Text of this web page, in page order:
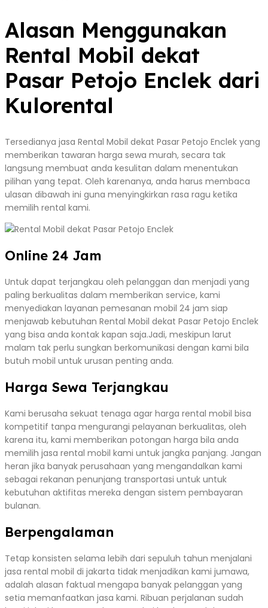
Alasan Menggunakan
Rental Mobil dekat
Pasar Petojo Enclek dari
Kulorental
Tersedianya jasa Rental Mobil dekat Pasar Petojo Enclek yang
memberikan tawaran harga sewa murah, secara tak
langsung membuat anda kesulitan dalam menentukan
pilihan yang tepat. Oleh karenanya, anda harus membaca
ulasan dibawah ini guna menyingkirkan rasa ragu ketika
memilih rental kami.
Online 24 Jam
Untuk dapat terjangkau oleh pelanggan dan menjadi yang
paling berkualitas dalam memberikan service, kami
menyediakan layanan pemesanan mobil 24 jam siap
menjawab kebutuhan Rental Mobil dekat Pasar Petojo Enclek
yang bisa anda kontak kapan saja.Jadi, meskipun larut
malam tak perlu sungkan berkomunikasi dengan kami bila
butuh mobil untuk urusan penting anda.
Harga Sewa Terjangkau
Kami berusaha sekuat tenaga agar harga rental mobil bisa
kompetitif tanpa mengurangi pelayanan berkualitas, oleh
karena itu, kami memberikan potongan harga bila anda
memilih jasa rental mobil kami untuk jangka panjang. Jangan
heran jika banyak perusahaan yang mengandalkan kami
sebagai rekanan penunjang transportasi untuk untuk
kebutuhan aktifitas mereka dengan sistem pembayaran
bulanan.
Berpengalaman
Tetap konsisten selama lebih dari sepuluh tahun menjalani
jasa rental mobil di jakarta tidak menjadikan kami jumawa,
adalah alasan faktual mengapa banyak pelanggan yang
setia memanfaatkan jasa kami. Ribuan perjalanan sudah